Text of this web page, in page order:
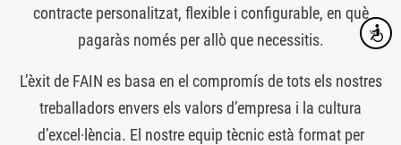
contracte personalitzat, flexible i configurable, en què
pagaràs només per allò que necessitis.
L’èxit de FAIN es basa en el compromís de tots els nostres
treballadors envers els valors d’empresa i la cultura
d’excel·lència. El nostre equip tècnic està format per